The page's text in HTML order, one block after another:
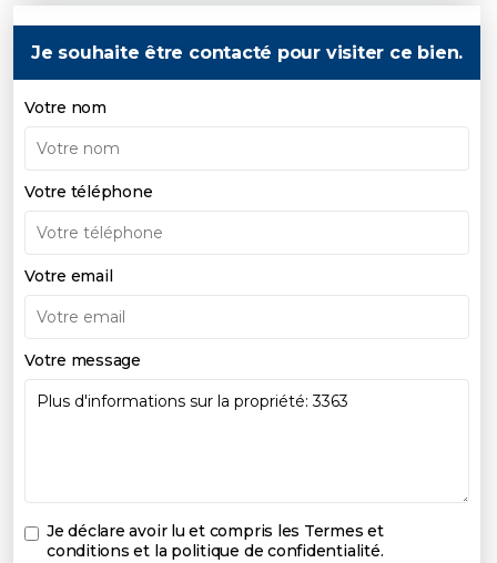
Je souhaite être contacté pour visiter ce bien.
Votre nom
Votre téléphone
Votre email
Votre message
Je déclare avoir lu et compris les Termes et
conditions et la politique de confidentialité.